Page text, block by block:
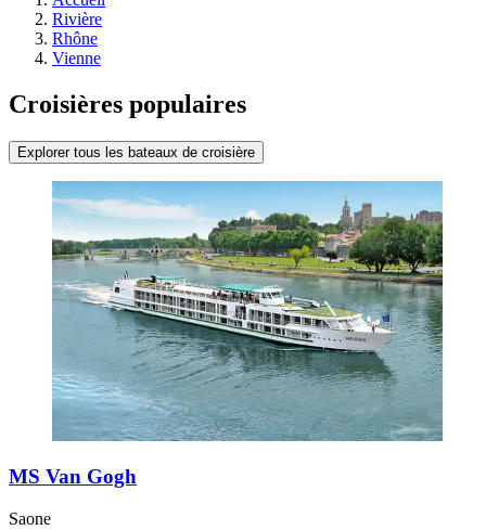
Rivière
Rhône
Vienne
Croisières populaires
Explorer tous les bateaux de croisière
MS Van Gogh
Saone